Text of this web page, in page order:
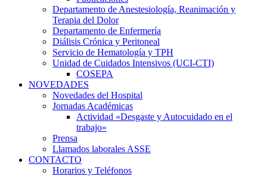
Departamento de Anestesiología, Reanimación y
Terapia del Dolor
Departamento de Enfermería
Diálisis Crónica y Peritoneal
Servicio de Hematología y TPH
Unidad de Cuidados Intensivos (UCI-CTI)
COSEPA
NOVEDADES
Novedades del Hospital
Jornadas Académicas
Actividad «Desgaste y Autocuidado en el
trabajo»
Prensa
Llamados laborales ASSE
CONTACTO
Horarios y Teléfonos